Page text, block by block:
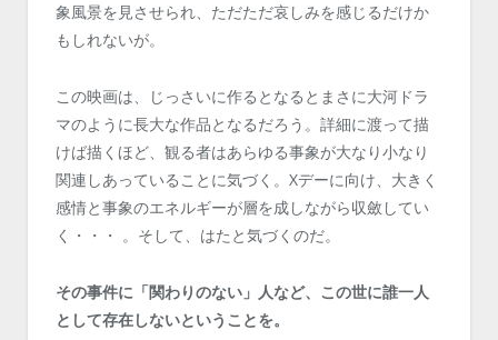
象風景を見させられ、ただただ哀しみを感じるだけか
もしれないが。
この映画は、じっさいに作るとなるとまさに大河ドラ
マのように長大な作品となるだろう。詳細に渡って描
けば描くほど、観る者はあらゆる事象が大なり小なり
関連しあっていることに気づく。Xデーに向け、大きく
感情と事象のエネルギーが層を成しながら収斂してい
く・・・ 。そして、はたと気づくのだ。
その事件に「関わりのない」人など、この世に誰一人
として存在しないということを。